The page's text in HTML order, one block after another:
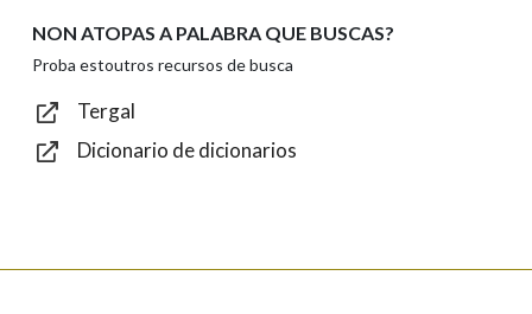
Texto de verificación
NON ATOPAS A PALABRA QUE BUSCAS?
Proba estoutros recursos de busca
Tergal
Dicionario de dicionarios